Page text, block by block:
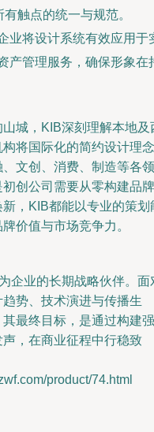
触点的统一与规范。
业将设计系统有效应用于
产管理服务，确保形象在
城，KIB深刻理解本地及
将国际化的简约设计理念
文创、消费、制造等各领
创公司需要从零构建品牌
，KIB都能以专业的策划
价值与市场竞争力。
企业的长期战略伙伴。面
势、技术演进与传播生
最终目标，是通过构建强
，在商业征程中行稳致
product/74.html